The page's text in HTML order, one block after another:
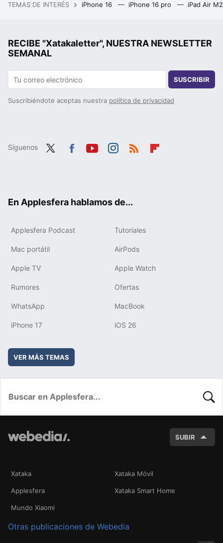
TEMAS DE INTERÉS iPhone 16 iPhone 16 pro iPad Air
RECIBE "Xatakaletter", NUESTRA NEWSLETTER
SEMANAL
SUSCRIBIR
Suscribiéndote aceptas nuestra política de privacidad
Síguenos
En Applesfera hablamos de...
Applesfera Podcast Tutoriales
Mac portátil AirPods
Apple TV Apple Watch
Rumores Ofertas
WhatsApp MacBook
iPhone 17 iOS 26
VER MÁS TEMAS
SUBIR
Xataka Xataka Móvil
Applesfera Xataka Smart Home
Mundo Xiaomi
Otras publicaciones de Webedia